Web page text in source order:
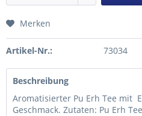
Merken
Artikel-Nr.: 73034
Beschreibung
Aromatisierter Pu Erh Tee mit
Geschmack. Zutaten: Pu Erh